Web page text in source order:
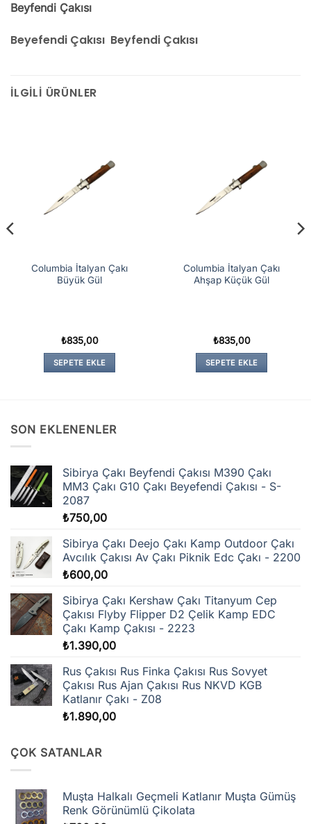
Beyfendi Çakısı
Beyefendi Çakısı Beyfendi Çakısı
İLGILI ÜRÜNLER
Columbia İtalyan Çakı
Büyük Gül
₺835,00
SEPETE EKLE
Columbia İtalyan Çakı
Ahşap Küçük Gül
₺835,00
SEPETE EKLE
SON EKLENENLER
Sibirya Çakı Beyfendi Çakısı M390 Çakı
MM3 Çakı G10 Çakı Beyefendi Çakısı - S-
2087
₺750,00
Sibirya Çakı Deejo Çakı Kamp Outdoor Çakı
Avcılık Çakısı Av Çakı Piknik Edc Çakı - 2200
₺600,00
Sibirya Çakı Kershaw Çakı Titanyum Cep
Çakısı Flyby Flipper D2 Çelik Kamp EDC
Çakı Kamp Çakısı - 2223
₺1.390,00
Rus Çakısı Rus Finka Çakısı Rus Sovyet
Çakısı Rus Ajan Çakısı Rus NKVD KGB
Katlanır Çakı - Z08
₺1.890,00
ÇOK SATANLAR
Muşta Halkalı Geçmeli Katlanır Muşta Gümüş
Renk Görünümlü Çikolata